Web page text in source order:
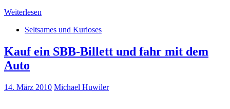
Weiterlesen
Seltsames und Kurioses
Kauf ein SBB-Billett und fahr mit dem
Auto
14. März 2010 Michael Huwiler